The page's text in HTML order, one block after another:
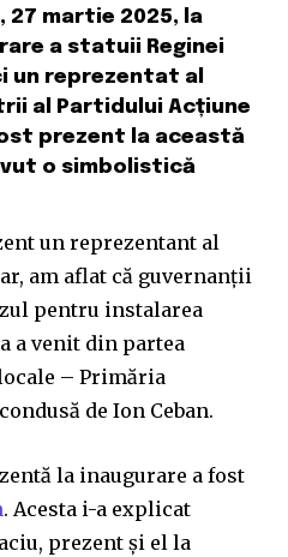
martie 2025, la
a statuii Reginei
un reprezentat al
al Partidului Acțiune
prezent la această
o simbolistică
un reprezentant al
am aflat că guvernanții
pentru instalarea
a venit din partea
– Primăria
de Ion Ceban.
la inaugurare a fost
. Acesta i-a explicat
prezent și el la